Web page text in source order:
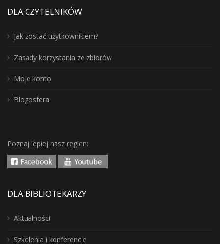
DLA CZYTELNIKÓW
Jak zostać użytkownikiem?
Zasady korzystania ze zbiorów
Moje konto
Blogosfera
Poznaj lepiej nasz region:
DLA BIBLIOTEKARZY
Aktualności
Szkolenia i konferencje